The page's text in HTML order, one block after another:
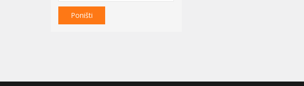
Poništi